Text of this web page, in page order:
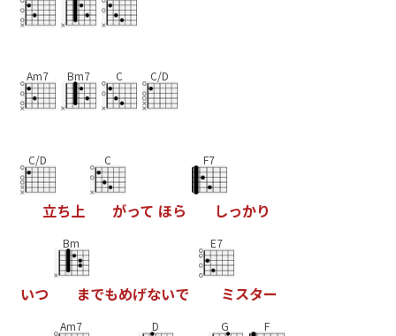
Am7 Bm7 C C/D
C/D
立ち 上
C
がって ほら
F7
しっかり
いつ
Bm
までもめげないで
E7
ミスター
Am7 D G F